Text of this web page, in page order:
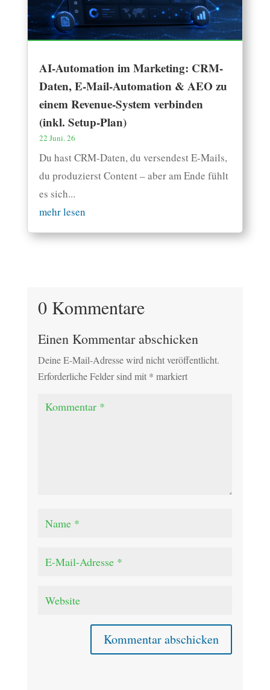
AI-Automation im Marketing: CRM-
Daten, E-Mail-Automation & AEO zu
einem Revenue-System verbinden
(inkl. Setup-Plan)
22 Juni. 26
Du hast CRM-Daten, du versendest E-Mails,
du produzierst Content – aber am Ende fühlt
es sich...
mehr lesen
0 Kommentare
Einen Kommentar abschicken
Deine E-Mail-Adresse wird nicht veröffentlicht.
Erforderliche Felder sind mit * markiert
Kommentar abschicken